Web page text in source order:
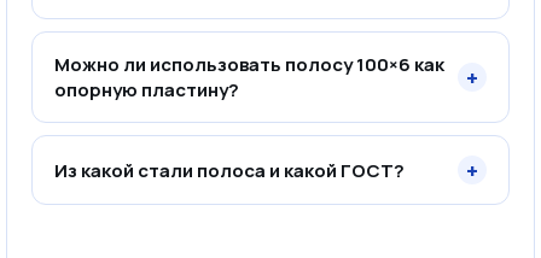
Можно ли использовать полосу 100×6 как
опорную пластину?
+
Из какой стали полоса и какой ГОСТ? +